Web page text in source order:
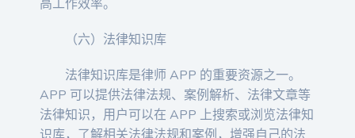
高工作效率。
（六）法律知识库
法律知识库是律师 APP 的重要资源之一。
APP 可以提供法律法规、案例解析、法律文章等
法律知识，用户可以在 APP 上搜索或浏览法律知